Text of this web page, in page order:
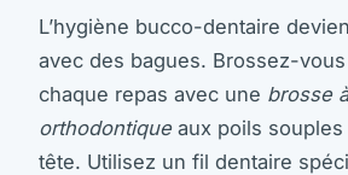
L’hygiène bucco-dentaire
avec des bagues. Brossez-
chaque repas avec une brosse
orthodontiqueaux poils souples
tête. Utilisez un fil dentaire